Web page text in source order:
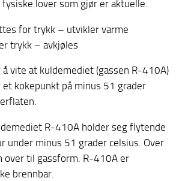
lover som gjør er aktuelle.
for trykk – utvikler varme
trykk – avkjøles
vite at kuldemediet (gassen R-410A)
kokepunkt på minus 51 grader
R-410A holder seg flytende
under minus 51 grader celsius. Over
over til gassform. R-410A er
brennbar.